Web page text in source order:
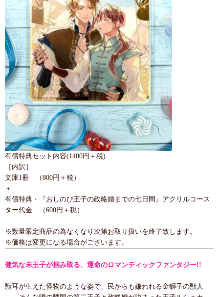
有償特典セット内容(1400円＋税)
［内訳］
文庫1冊 （800円＋税）
＋
有償特典・『おしのび王子の政略婚までの七日間』アクリルコース
ター代金 （600円＋税）
※数量限定商品の為なくなり次第お取り扱いを終了致します。
※価格は変更になる場合がございます。
健気な末王子が掴み取る、運命のロマンティックファンタジー!!
獣耳が生えた怪物のような姿で、民からも嫌われる金獅子の獣人